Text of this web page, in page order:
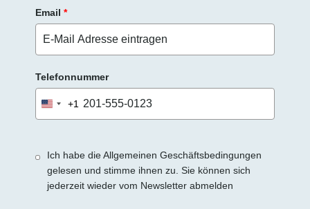
Email *
Telefonnummer
United
States
+1
Ich habe die Allgemeinen Geschäftsbedingungen
gelesen und stimme ihnen zu. Sie können sich
jederzeit wieder vom Newsletter abmelden